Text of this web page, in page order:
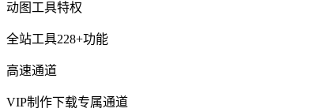
动图工具特权
全站工具228+功能
高速通道
VIP制作下载专属通道